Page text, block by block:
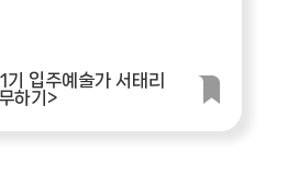
입주예술가 서태리
하기>